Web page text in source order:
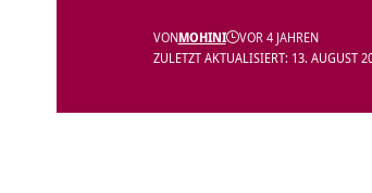
ZULETZT AKTUALISIERT: 13. AUGUST
VONMOHINI VOR 4 JAHREN